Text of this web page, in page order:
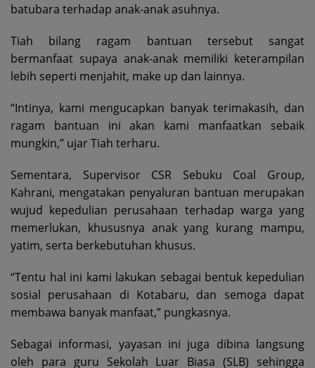
batubara terhadap anak-anak asuhnya.
Tiah bilang ragam bantuan tersebut sangat
bermanfaat supaya anak-anak memiliki keterampilan
lebih seperti menjahit, make up dan lainnya.
“Intinya, kami mengucapkan banyak terimakasih, dan
ragam bantuan ini akan kami manfaatkan sebaik
mungkin,” ujar Tiah terharu.
Sementara, Supervisor CSR Sebuku Coal Group,
Kahrani, mengatakan penyaluran bantuan merupakan
wujud kepedulian perusahaan terhadap warga yang
memerlukan, khususnya anak yang kurang mampu,
yatim, serta berkebutuhan khusus.
“Tentu hal ini kami lakukan sebagai bentuk kepedulian
sosial perusahaan di Kotabaru, dan semoga dapat
membawa banyak manfaat,” pungkasnya.
Sebagai informasi, yayasan ini juga dibina langsung
oleh para guru Sekolah Luar Biasa (SLB) sehingga